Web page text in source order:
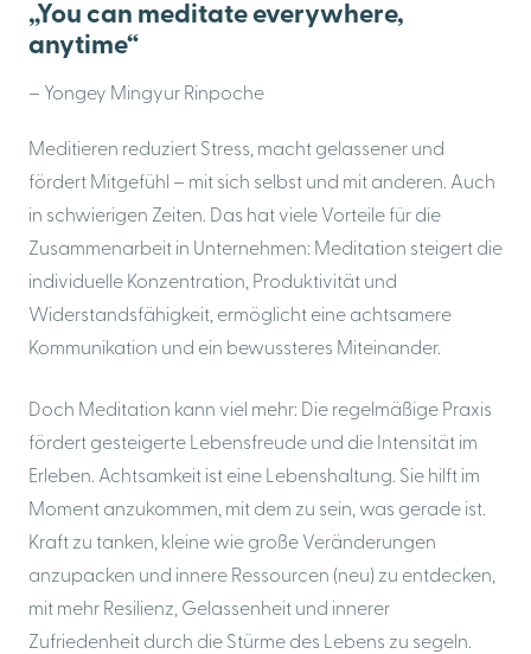
„You can meditate everywhere,
anytime“
– Yongey Mingyur Rinpoche
Meditieren reduziert Stress, macht gelassener und
fördert Mitgefühl – mit sich selbst und mit anderen. Auch
in schwierigen Zeiten. Das hat viele Vorteile für die
Zusammenarbeit in Unternehmen: Meditation steigert die
individuelle Konzentration, Produktivität und
Widerstandsfähigkeit, ermöglicht eine achtsamere
Kommunikation und ein bewussteres Miteinander.
Doch Meditation kann viel mehr: Die regelmäßige Praxis
fördert gesteigerte Lebensfreude und die Intensität im
Erleben. Achtsamkeit ist eine Lebenshaltung. Sie hilft im
Moment anzukommen, mit dem zu sein, was gerade ist.
Kraft zu tanken, kleine wie große Veränderungen
anzupacken und innere Ressourcen (neu) zu entdecken,
mit mehr Resilienz, Gelassenheit und innerer
Zufriedenheit durch die Stürme des Lebens zu segeln.